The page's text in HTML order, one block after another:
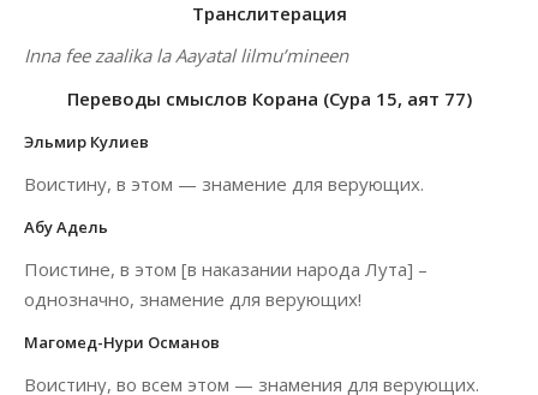
Транслитерация
Inna fee zaalika la Aayatal lilmu’mineen
Переводы смыслов Корана (Сура 15, аят 77)
Эльмир Кулиев
Воистину, в этом — знамение для верующих.
Абу Адель
Поистине, в этом [в наказании народа Лута] –
однозначно, знамение для верующих!
Магомед-Нури Османов
Воистину, во всем этом — знамения для верующих.